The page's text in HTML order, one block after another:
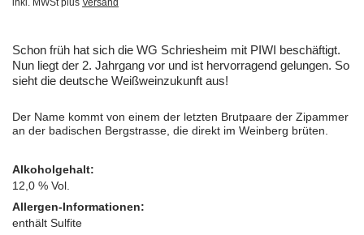
inkl. MWSt plus Versand
Schon früh hat sich die WG Schriesheim mit PIWI beschäftigt.
Nun liegt der 2. Jahrgang vor und ist hervorragend gelungen. So
sieht die deutsche Weißweinzukunft aus!
Der Name kommt von einem der letzten Brutpaare der Zipammer
an der badischen Bergstrasse, die direkt im Weinberg brüten.
Alkoholgehalt:
12,0 % Vol.
Allergen-Informationen:
enthält Sulfite